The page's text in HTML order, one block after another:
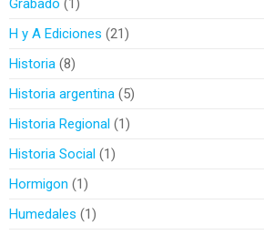
Grabado
1
H y A Ediciones 21
Historia 8
Historia argentina 5
Historia Regional 1
Historia Social 1
Hormigon
1
Humedales
1